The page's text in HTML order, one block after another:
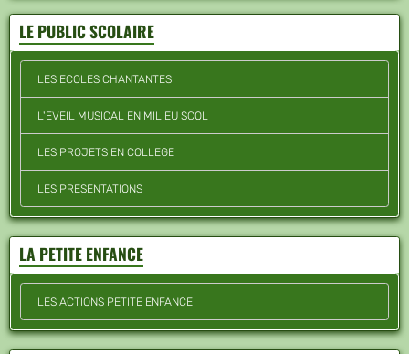
LE PUBLIC SCOLAIRE
LES ECOLES CHANTANTES
L'EVEIL MUSICAL EN MILIEU SCOL
LES PROJETS EN COLLEGE
LES PRESENTATIONS
LA PETITE ENFANCE
LES ACTIONS PETITE ENFANCE